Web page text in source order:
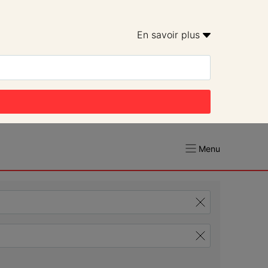
En savoir plus
Menu